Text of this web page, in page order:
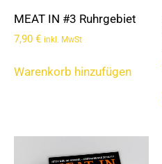
MEAT IN #3 Ruhrgebiet
7,90 € inkl. MwSt
Warenkorb hinzufügen